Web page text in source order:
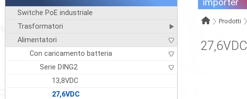
Switche PoE industriale
Trasformatori
Alimentatori
Con caricamento batteria
Serie DING2
13,8VDC
27,6VDC
Prodotti
27,6VDC